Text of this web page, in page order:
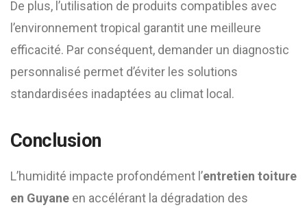
De plus, l’utilisation de produits compatibles avec
l’environnement tropical garantit une meilleure
efficacité. Par conséquent, demander un diagnostic
personnalisé permet d’éviter les solutions
standardisées inadaptées au climat local.
Conclusion
L’humidité impacte profondément l’entretien toiture
en Guyane en accélérant la dégradation des